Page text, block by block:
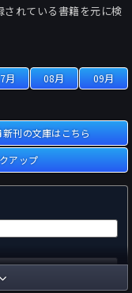
れている書籍を元に検
月 08月 09月
新刊の文庫はこちら
アップ